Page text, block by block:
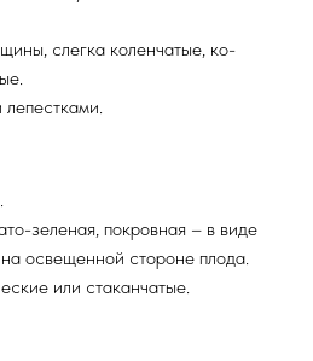
слегка коленчатые, ко­
зеленая, покровная – в виде
освещенной стороне плода.
или стаканчатые.